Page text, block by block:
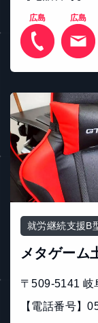
広島 広島
就労継続支援B
メタゲーム
〒509-5141 岐
【電話番号】